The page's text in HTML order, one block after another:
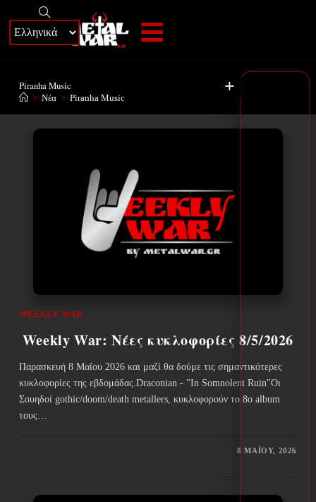
+
Piranha Music
> Νέα > Piranha Music
WEEKLY WAR
Weekly War: Νέες κυκλοφορίες 8/5/2026
Παρασκευή 8 Μαΐου 2026 και μαζί θα δούμε τις σημαντικότερες
κυκλοφορίες της εβδομάδας.Draconian - "In Somnolent Ruin"Οι
Σουηδοί gothic/doom/death metallers, κυκλοφορούν το 8ο album
τους…
8 ΜΑΪ́ΟΥ, 2026